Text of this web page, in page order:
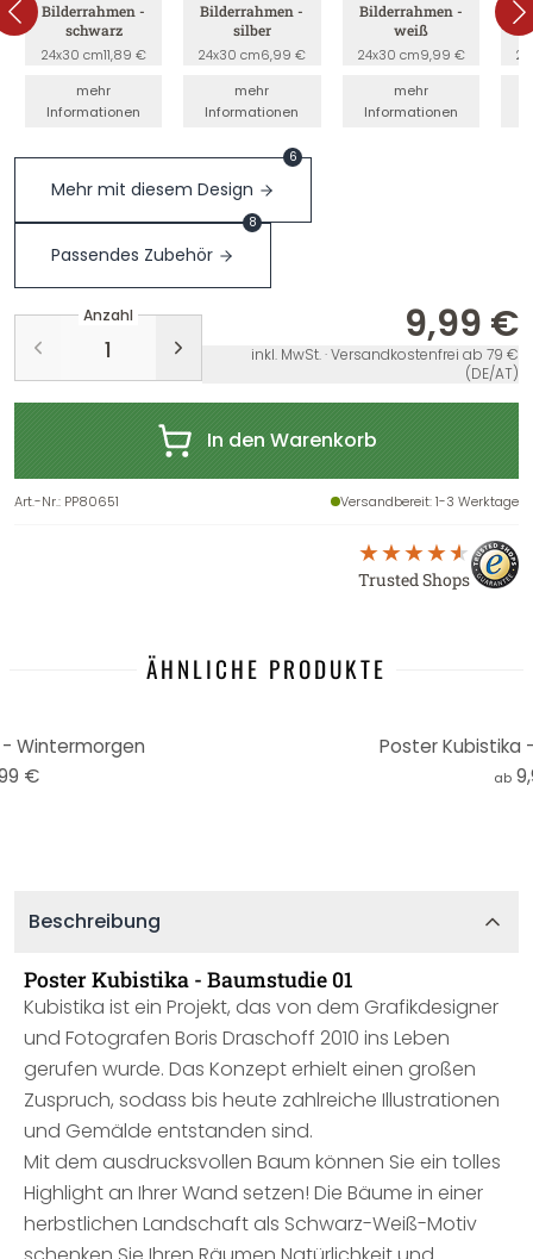
Bilderrahmen -
schwarz
24x30 cm11,89 €
mehr
Informationen
Bilderrahmen -
silber
24x30 cm6,99 €
mehr
Informationen
Bilderrahmen -
weiß
24x30 cm9,99 €
mehr
Informationen
Mehr mit diesem Design
6
Passendes Zubehör
8
Anzahl 9,99 €
inkl. MwSt. · Versandkostenfrei ab 79 €
(DE/AT)
In den Warenkorb
Art.-Nr.: PP80651 Versandbereit: 1-3 Werktage
Trusted Shops
ÄHNLICHE PRODUKTE
Wintermorgen
€
Poster Kubistika
ab
Beschreibung
Poster Kubistika - Baumstudie 01
Kubistika ist ein Projekt, das von dem Grafikdesigner
und Fotografen Boris Draschoff 2010 ins Leben
gerufen wurde. Das Konzept erhielt einen großen
Zuspruch, sodass bis heute zahlreiche Illustrationen
und Gemälde entstanden sind.
Mit dem ausdrucksvollen Baum können Sie ein tolles
Highlight an Ihrer Wand setzen! Die Bäume in einer
herbstlichen Landschaft als Schwarz-Weiß-Motiv